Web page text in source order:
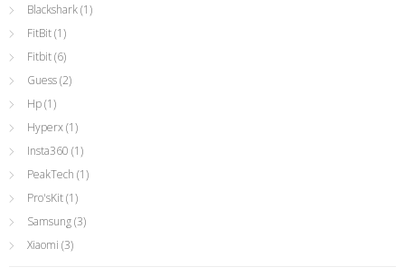
Blackshark(1)
FitBit(1)
Fitbit(6)
Guess(2)
Hp(1)
Hyperx(1)
Insta360 (1)
PeakTech (1)
Pro'sKit(1)
Samsung(3)
Xiaomi (3)